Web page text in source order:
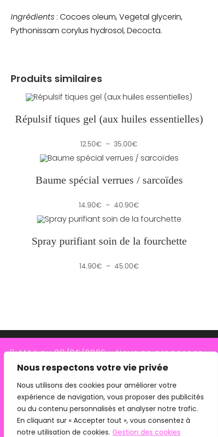
Nous respectons votre vie privée
Nous utilisons des cookies pour améliorer votre
expérience de navigation, vous proposer des publicités
ou du contenu personnalisés et analyser notre trafic.
En cliquant sur « Accepter tout », vous consentez à
notre utilisation de cookies. Gestion des cookies
MAJ au 09/05/2026 - Nous ne proposons
plus le transporteur Relais Colis (placés en
redressement judiciaire le 10/03/26, ils
n'assurent plus les livraisons depuis le
07/05/26). Pour les commandes avec
remise en main propre, merci de me
Ingrédients : Cocoes oleum, Vegetal glycerin,
Pythonissam corylus hydrosol, Decocta.
Produits similaires
Répulsif tiques gel (aux huiles essentielles)
12.50€ – 35.00€
prix :
12.50€
35.00€
Baume spécial verrues / sarcoïdes
14.90€ – 40.90€
prix :
14.90€
40.90€
Spray purifiant soin de la fourchette
14.90€ – 45.00€Plage
Mentions légales CGV